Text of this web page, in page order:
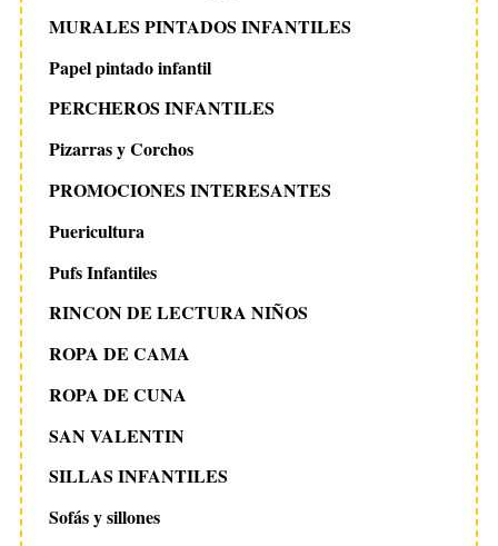
MURALES PINTADOS INFANTILES
Papel pintado infantil
PERCHEROS INFANTILES
Pizarras y Corchos
PROMOCIONES INTERESANTES
Puericultura
Pufs Infantiles
RINCON DE LECTURA NIÑOS
ROPA DE CAMA
ROPA DE CUNA
SAN VALENTIN
SILLAS INFANTILES
Sofás y sillones